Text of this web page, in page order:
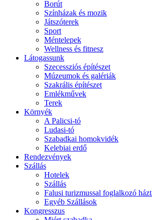
Borút
Színházak és mozik
Játszóterek
Sport
Méntelepek
Wellness és fitnesz
Látogassunk
Szecessziós építészet
Múzeumok és galériák
Szakrális építészet
Emlékművek
Terek
Környék
A Palicsi-tó
Ludasi-tó
Szabadkai homokvidék
Kelebiai erdő
Rendezvények
Szállás
Hotelek
Szállás
Falusi turizmussal foglalkozó
Egyéb Szállások
Kongresszus